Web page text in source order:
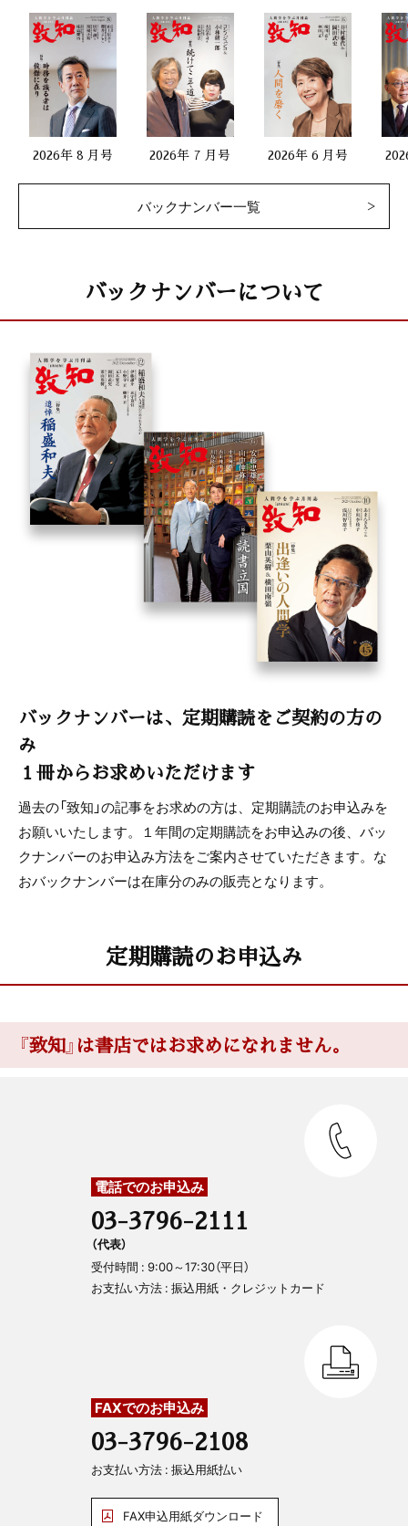
2026年 8 月号 2026年 7 月号 2026年 6 月号
バックナンバー一覧
バックナンバーについて
バックナンバーは、定期購読をご契約の方の
み
１冊からお求めいただけます
過去の「致知」の記事をお求めの方は、定期購読のお申込みを
お願いいたします。１年間の定期購読をお申込みの後、バッ
クナンバーのお申込み方法をご案内させていただきます。な
おバックナンバーは在庫分のみの販売となります。
定期購読のお申込み
『致知』は書店ではお求めになれません。
電話でのお申込み
03-3796-2111
（代表）
受付時間 : 9:00～17:30（平日）
お支払い方法 : 振込用紙・クレジットカード
FAXでのお申込み
03-3796-2108
お支払い方法 : 振込用紙払い
FAX申込用紙ダウンロード